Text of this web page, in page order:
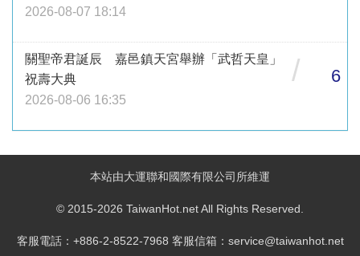
2026-08-07 18:14
關聖帝君誕辰 嘉邑鎮天宮舉辦「武哲天皇」
祝壽大典
2026-08-06 16:35
/ 6
本站由大運聯和國際有限公司所維運
© 2015-2026 TaiwanHot.net All Rights Reserved.
客服電話：+886-2-8522-7968 客服信箱：service@taiwanhot.net